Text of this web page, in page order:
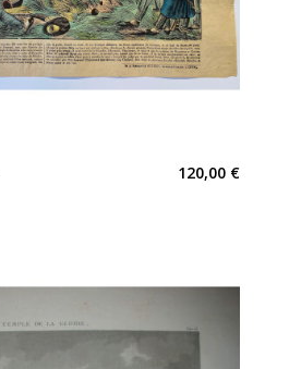
120,00 €